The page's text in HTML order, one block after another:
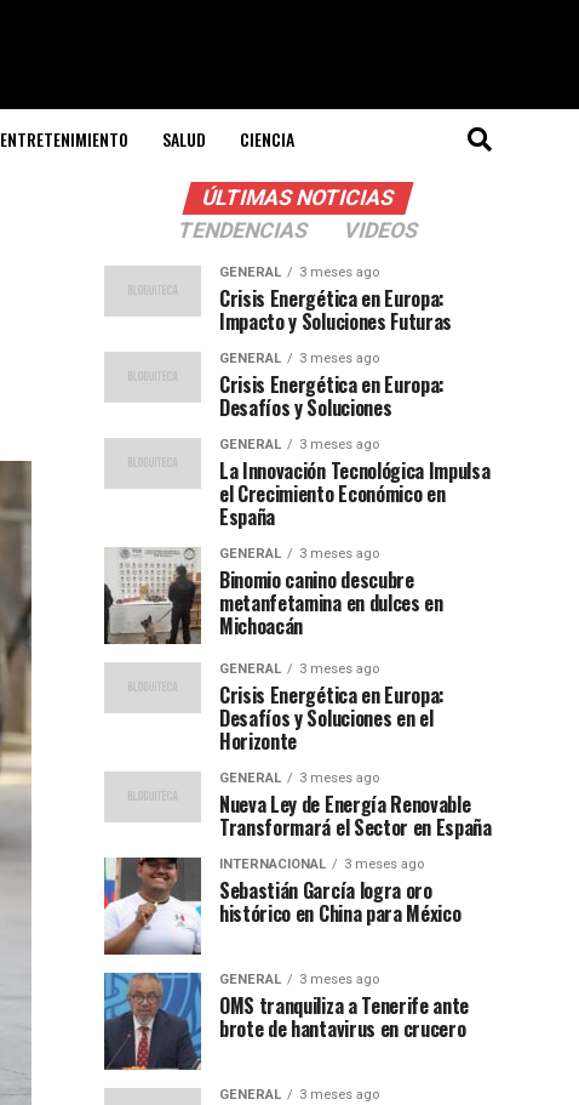
ENTRETENIMIENTO SALUD CIENCIA
ÚLTIMAS NOTICIAS
TENDENCIAS
VIDEOS
GENERAL 3 meses ago
Crisis Energética en Europa:
Impacto y Soluciones Futuras
GENERAL 3 meses ago
Crisis Energética en Europa:
Desafíos y Soluciones
GENERAL 3 meses ago
La Innovación Tecnológica Impulsa
el Crecimiento Económico en
España
GENERAL 3 meses ago
Binomio canino descubre
metanfetamina en dulces en
Michoacán
GENERAL 3 meses ago
Crisis Energética en Europa:
Desafíos y Soluciones en el
Horizonte
GENERAL 3 meses ago
Nueva Ley de Energía Renovable
Transformará el Sector en España
INTERNACIONAL 3 meses ago
Sebastián García logra oro
histórico en China para México
GENERAL 3 meses ago
OMS tranquiliza a Tenerife ante
brote de hantavirus en crucero
GENERAL 3 meses ago